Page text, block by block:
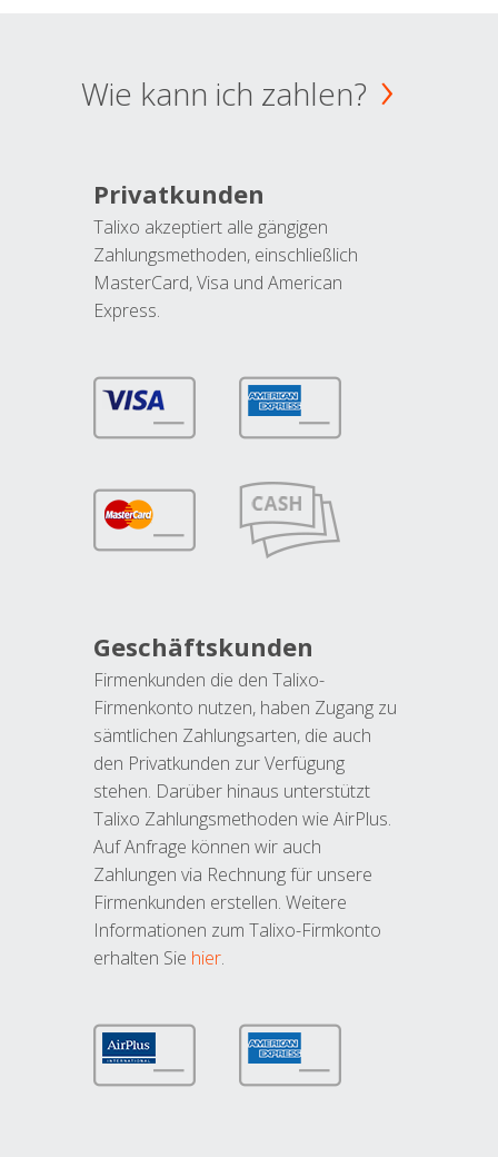
Wie kann ich zahlen?
Privatkunden
Talixo akzeptiert alle gängigen
Zahlungsmethoden, einschließlich
MasterCard, Visa und American
Express.
Geschäftskunden
Firmenkunden die den Talixo-
Firmenkonto nutzen, haben Zugang zu
sämtlichen Zahlungsarten, die auch
den Privatkunden zur Verfügung
stehen. Darüber hinaus unterstützt
Talixo Zahlungsmethoden wie AirPlus.
Auf Anfrage können wir auch
Zahlungen via Rechnung für unsere
Firmenkunden erstellen. Weitere
Informationen zum Talixo-Firmkonto
erhalten Sie hier.